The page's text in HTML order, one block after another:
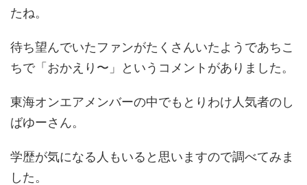
たね。
待ち望んでいたファンがたくさんいたようであちこ
ちで「おかえり〜」というコメントがありました。
東海オンエアメンバーの中でもとりわけ人気者のし
ばゆーさん。
学歴が気になる人もいると思いますので調べてみま
した。